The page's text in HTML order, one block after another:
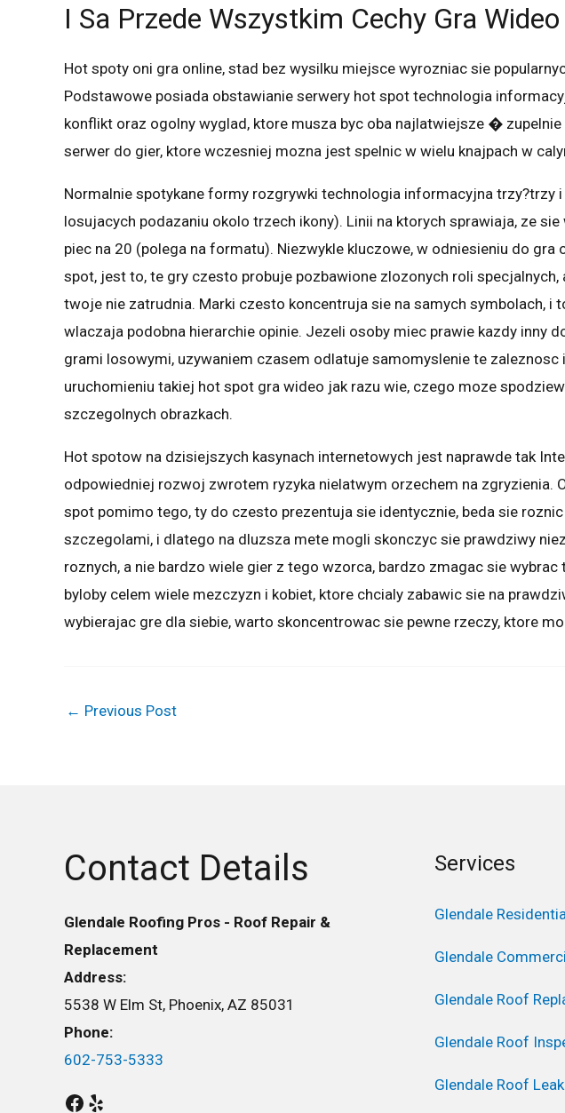
I Sa Przede Wszystkim Cechy Gra
Hot spoty oni gra online, stad bez wysilku miejsce wyrozniac sie
Podstawowe posiada obstawianie serwery hot spot technologia
konflikt oraz ogolny wyglad, ktore musza byc oba najlatwiejsze � zupelnie
serwer do gier, ktore wczesniej mozna jest spelnic w wielu knajpach w
Normalnie spotykane formy rozgrywki technologia informacyjna trzy?trzy
losujacych podazaniu okolo trzech ikony). Linii na ktorych sprawiaja, ze
piec na 20 (polega na formatu). Niezwykle kluczowe, w odniesieniu do gra
spot, jest to, te gry czesto probuje pozbawione zlozonych roli specjalnych,
twoje nie zatrudnia. Marki czesto koncentruja sie na samych symbolach, i
wlaczaja podobna hierarchie opinie. Jezeli osoby miec prawie kazdy inny
grami losowymi, uzywaniem czasem odlatuje samomyslenie te zaleznosc
uruchomieniu takiej hot spot gra wideo jak razu wie, czego moze
szczegolnych obrazkach.
Hot spotow na dzisiejszych kasynach internetowych jest naprawde tak
odpowiedniej rozwoj zwrotem ryzyka nielatwym orzechem na zgryzienia.
spot pomimo tego, ty do czesto prezentuja sie identycznie, beda sie
szczegolami, i dlatego na dluzsza mete mogli skonczyc sie prawdziwy
roznych, a nie bardzo wiele gier z tego wzorca, bardzo zmagac sie wybrac
byloby celem wiele mezczyzn i kobiet, ktore chcialy zabawic sie na
wybierajac gre dla siebie, warto skoncentrowac sie pewne rzeczy, ktore
← Previous Post
Contact Details
Glendale Roofing Pros - Roof Repair &
Replacement
Address:
5538 W Elm St, Phoenix, AZ 85031
Phone:
602-753-5333
Services
Glendale
Glendale
Glendale Roof
Glendale Roof
Glendale Roof